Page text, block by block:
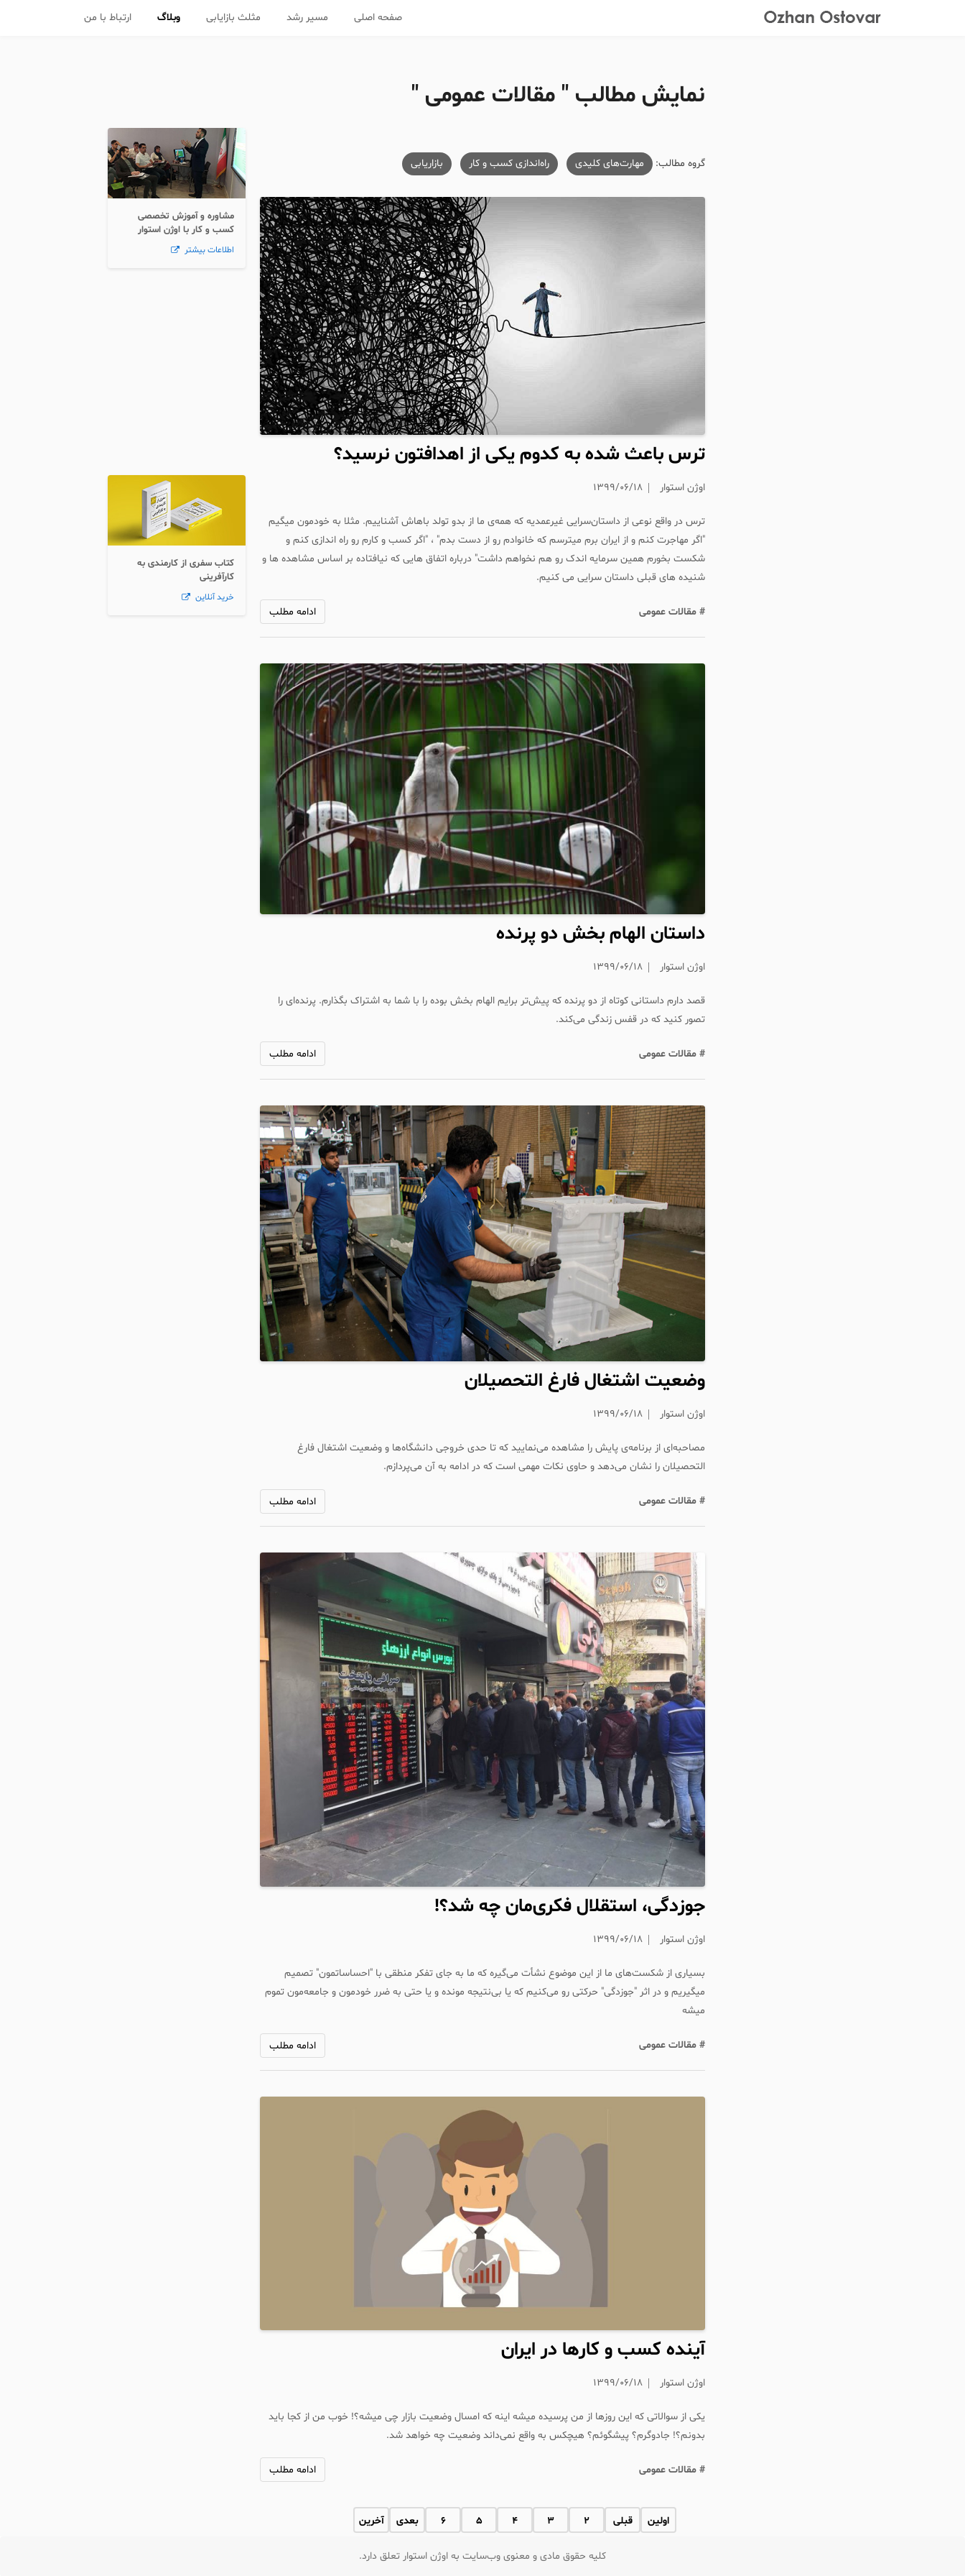
صفحه اصلی مسیر رشد مثلث بازایابی وبلاگ ارتباط با من
نمایش مطالب " مقالات عمومی "
گروه مطالب: مهارت‌های کلیدی راه‌اندازی کسب و کار بازاریابی
ترس باعث شده به کدوم یکی از اهدافتون نرسید؟
اوژن استوار ۱۳۹۹/۰۶/۱۸
ترس در واقع نوعی از داستان‌سرایی غیرعمدیه که همه‌ی‌ ما از بدو تولد باهاش آشناییم. مثلا به خودمون میگیم
"اگر مهاجرت کنم و از ایران برم میترسم که خانوادم رو از دست بدم" ، "اگر کسب و کارم رو راه اندازی کنم و
شکست بخورم همین سرمایه اندک رو هم نخواهم داشت" درباره اتفاق هایی که نیافتاده بر اساس مشاهده ها و
شنیده های قبلی داستان سرایی می کنیم.
# مقالات عمومی ادامه مطلب
داستان الهام بخش دو پرنده
اوژن استوار ۱۳۹۹/۰۶/۱۸
قصد دارم داستانی کوتاه از دو پرنده که پیش‌تر برایم الهام بخش بوده را با شما به اشتراک بگذارم. پرنده‌ای را
تصور کنید که در قفس زندگی می‌کند.
# مقالات عمومی ادامه مطلب
وضعیت اشتغال فارغ التحصیلان
اوژن استوار ۱۳۹۹/۰۶/۱۸
مصاحبه‌ای از برنامه‌ی پایش را مشاهده می‌نمایید که تا حدی خروجی دانشگاه‌ها و وضعیت اشتغال فارغ
التحصیلان را نشان می‌دهد و حاوی نکات مهمی است که در ادامه به آن می‌پردازم.
# مقالات عمومی ادامه مطلب
جوزدگی، استقلال فکری‌مان چه شد؟!
اوژن استوار ۱۳۹۹/۰۶/۱۸
بسیاری از شکست‌های ما از این موضوع نشأت می‌گیره که ما به جای تفکر منطقی با "احساساتمون" تصمیم
میگیریم و در اثر "جوزدگی" حرکتی رو می‌کنیم که یا بی‌نتیجه مونده و یا حتی به ضرر خودمون و جامعه‌مون تموم
میشه
# مقالات عمومی ادامه مطلب
آینده کسب و کارها در ایران
اوژن استوار ۱۳۹۹/۰۶/۱۸
یکی از سوالاتی که این روزها از من پرسیده میشه اینه که امسال وضعیت بازار چی میشه؟! خوب من از کجا باید
بدونم؟! جادوگرم؟ پیشگوئم؟ هیچکس به واقع نمی‌داند وضعیت چه خواهد شد.
# مقالات عمومی ادامه مطلب
اولین قبلی 2
3
4
5
6 بعدی آخرین
مشاوره و آموزش تخصصی
کسب و کار با اوژن استوار
اطلاعات بیشتر
کتاب سفری از کارمندی به
کارآفرینی
خرید آنلاین
کلیه حقوق مادی و معنوی وب‌سایت به اوژن استوار تعلق دارد.